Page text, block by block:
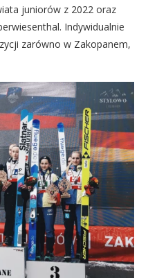
juniorów z 2022 oraz
Indywidualnie
zarówno w Zakopanem,